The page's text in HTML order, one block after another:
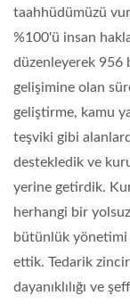
taahhüdümüzü
%100'ü insan
düzenleyerek 956
gelişimine olan
geliştirme, kamu
teşviki gibi
destekledik ve
yerine getirdik.
herhangi bir
bütünlük yönetimi
ettik. Tedarik
dayanıklılığı ve